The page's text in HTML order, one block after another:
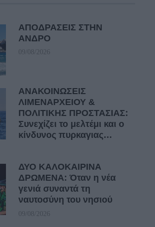
ΑΠΟΔΡΑΣΕΙΣ ΣΤΗΝ
ΑΝΔΡΟ
09/08/2026
ΑΝΑΚΟΙΝΩΣΕΙΣ
ΛΙΜΕΝΑΡΧΕΙΟΥ &
ΠΟΛΙΤΙΚΗΣ ΠΡΟΣΤΑΣΙΑΣ:
Συνεχίζει το μελτέμι και ο
κίνδυνος πυρκαγιας…
ΔΥΟ ΚΑΛΟΚΑΙΡΙΝΑ
ΔΡΩΜΕΝΑ: Όταν η νέα
γενιά συναντά τη
ναυτοσύνη του νησιού
09/08/2026